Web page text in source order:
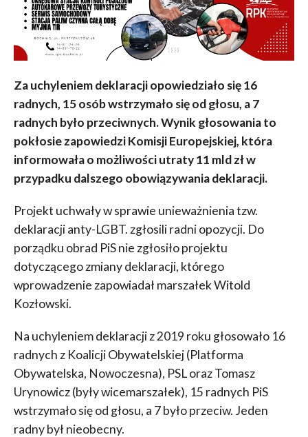
Za uchyleniem deklaracji opowiedziało się 16
radnych, 15 osób wstrzymało się od głosu, a 7
radnych było przeciwnych. Wynik głosowania to
pokłosie zapowiedzi Komisji Europejskiej, która
informowała o możliwości utraty 11 mld zł w
przypadku dalszego obowiązywania deklaracji.
Projekt uchwały w sprawie unieważnienia tzw.
deklaracji anty-LGBT. zgłosili radni opozycji. Do
porządku obrad PiS nie zgłosiło projektu
dotyczącego zmiany deklaracji, którego
wprowadzenie zapowiadał marszałek Witold
Kozłowski.
Na uchyleniem deklaracji z 2019 roku głosowało 16
radnych z Koalicji Obywatelskiej (Platforma
Obywatelska, Nowoczesna), PSL oraz Tomasz
Urynowicz (były wicemarszałek), 15 radnych PiS
wstrzymało się od głosu, a 7 było przeciw. Jeden
radny był nieobecny.